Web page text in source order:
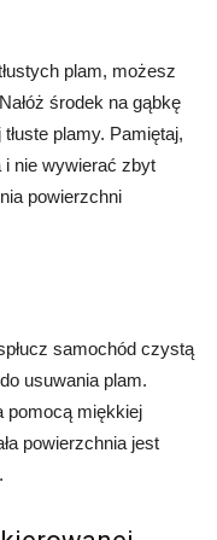
plam, możesz
środek na gąbkę
plamy. Pamiętaj,
nie wywierać zbyt
powierzchni
samochód czystą
usuwania plam.
pomocą miękkiej
powierzchnia jest